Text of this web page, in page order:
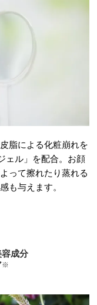
脂による化粧崩れを
ェル」を配合。お顔
って擦れたり蒸れる
も与えます。
成分
※